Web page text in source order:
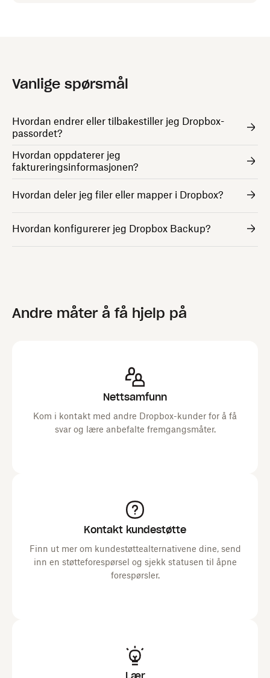
Vanlige spørsmål
Hvordan endrer eller tilbakestiller jeg Dropbox-
passordet?
Hvordan oppdaterer jeg
faktureringsinformasjonen?
Hvordan deler jeg filer eller mapper i Dropbox?
Hvordan konfigurerer jeg Dropbox Backup?
Andre måter å få hjelp på
Nettsamfunn
Kom i kontakt med andre Dropbox-kunder for å få
svar og lære anbefalte fremgangsmåter.
Kontakt kundestøtte
Finn ut mer om kundestøttealternativene dine, send
inn en støtteforespørsel og sjekk statusen til åpne
forespørsler.
Lær